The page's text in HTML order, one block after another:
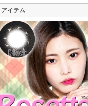
アイテム